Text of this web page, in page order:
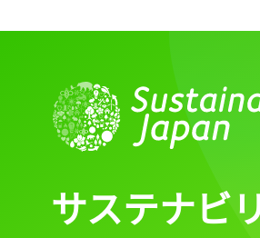
サステナビ